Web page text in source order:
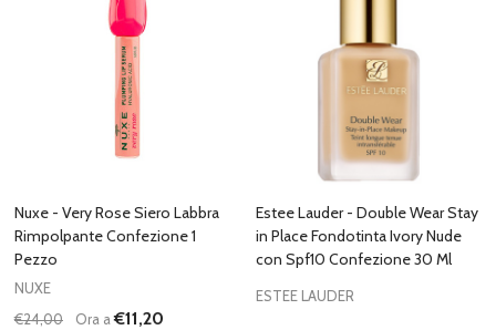
Nuxe - Very Rose Siero Labbra
Rimpolpante Confezione 1
Pezzo
NUXE
€24,00
Ora a€11,20
Estee Lauder - Double Wear Stay
in Place Fondotinta Ivory Nude
con Spf10 Confezione 30 Ml
ESTEE LAUDER